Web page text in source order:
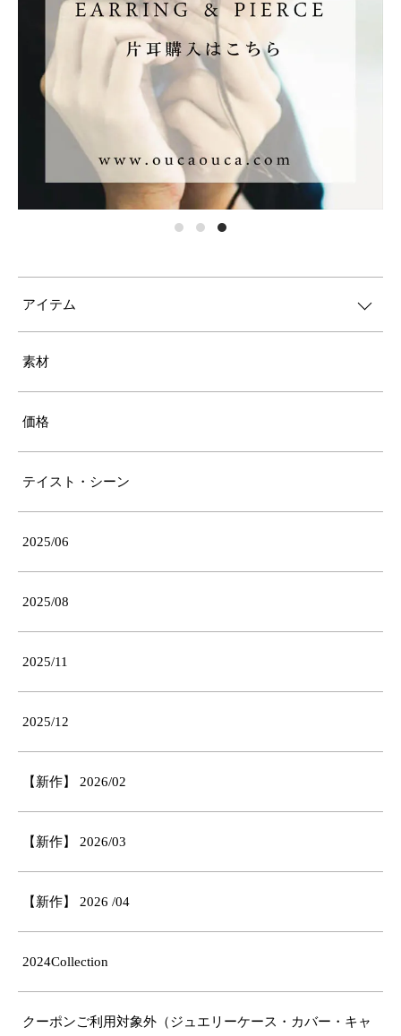
アイテム
素材
価格
テイスト・シーン
2025/06
2025/08
2025/11
2025/12
【新作】 2026/02
【新作】 2026/03
【新作】 2026 /04
2024Collection
クーポンご利用対象外（ジュエリーケース・カバー・キャ